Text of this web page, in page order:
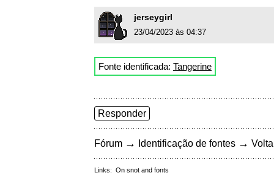
jerseygirl
23/04/2023 às 04:37
Fonte identificada: Tangerine
Responder
Fórum → Identificação de fontes →
Links: On snot and fonts